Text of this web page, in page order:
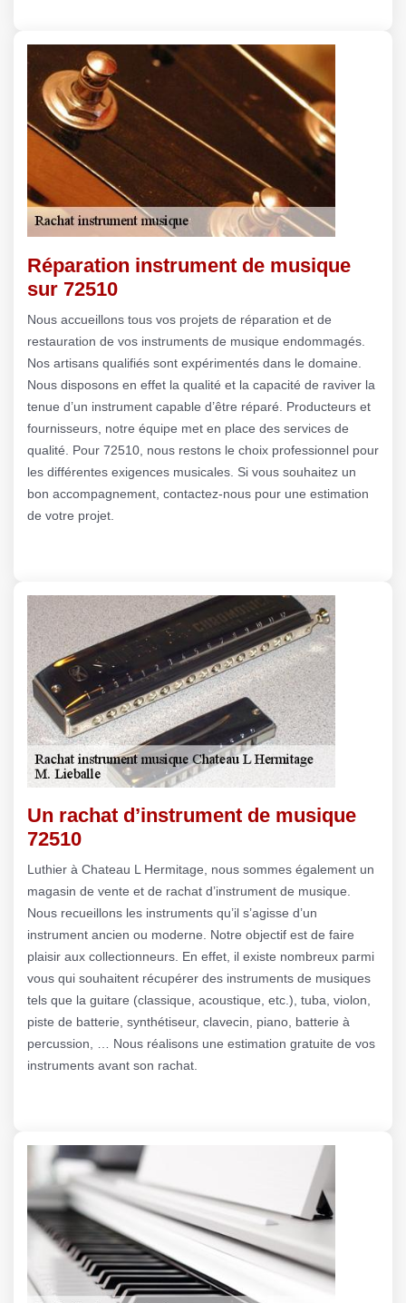
Réparation instrument de musique
sur 72510
Nous accueillons tous vos projets de réparation et de
restauration de vos instruments de musique endommagés.
Nos artisans qualifiés sont expérimentés dans le domaine.
Nous disposons en effet la qualité et la capacité de raviver la
tenue d’un instrument capable d’être réparé. Producteurs et
fournisseurs, notre équipe met en place des services de
qualité. Pour 72510, nous restons le choix professionnel pour
les différentes exigences musicales. Si vous souhaitez un
bon accompagnement, contactez-nous pour une estimation
de votre projet.
Un rachat d’instrument de musique
72510
Luthier à Chateau L Hermitage, nous sommes également un
magasin de vente et de rachat d’instrument de musique.
Nous recueillons les instruments qu’il s’agisse d’un
instrument ancien ou moderne. Notre objectif est de faire
plaisir aux collectionneurs. En effet, il existe nombreux parmi
vous qui souhaitent récupérer des instruments de musiques
tels que la guitare (classique, acoustique, etc.), tuba, violon,
piste de batterie, synthétiseur, clavecin, piano, batterie à
percussion, … Nous réalisons une estimation gratuite de vos
instruments avant son rachat.